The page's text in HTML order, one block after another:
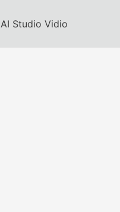
AI Studio Vidio